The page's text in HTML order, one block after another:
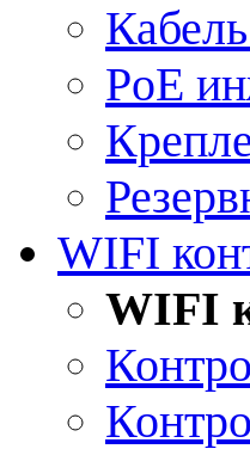
PoE
WIFI
WIFI